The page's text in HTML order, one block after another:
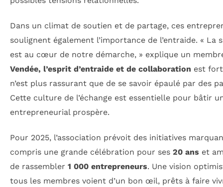
Dans un climat de soutien et de partage, ces
soulignent également l’importance de l’entraide. « La
est au cœur de notre démarche, » explique un
Vendée, l’esprit d’entraide et de collaboration est
n’est plus rassurant que de se savoir épaulé par des
Cette culture de l’échange est essentielle pour bâtir
entrepreneurial prospère.
Pour 2025, l’association prévoit des initiatives
compris une grande célébration pour ses 20 ans et
de rassembler 1 000 entrepreneurs. Une vision
tous les membres voient d’un bon œil, prêts à faire